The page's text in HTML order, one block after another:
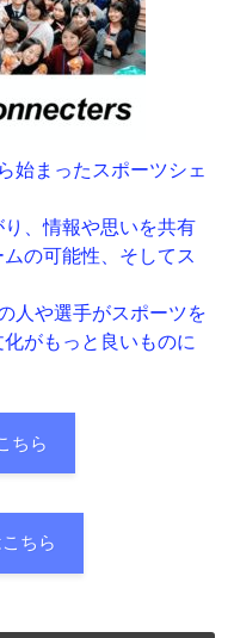
始まったスポーツシェ
、情報や思いを共有
の可能性、そしてス
人や選手がスポーツを
がもっと良いものに
ちら
ちら